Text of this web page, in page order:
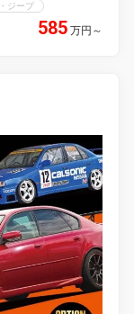
ジープ
585 万円 ～